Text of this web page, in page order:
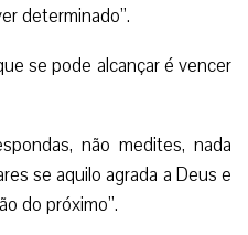
determinado”.
se pode alcançar é vencer
não medites, nada
se aquilo agrada a Deus e
do próximo”.